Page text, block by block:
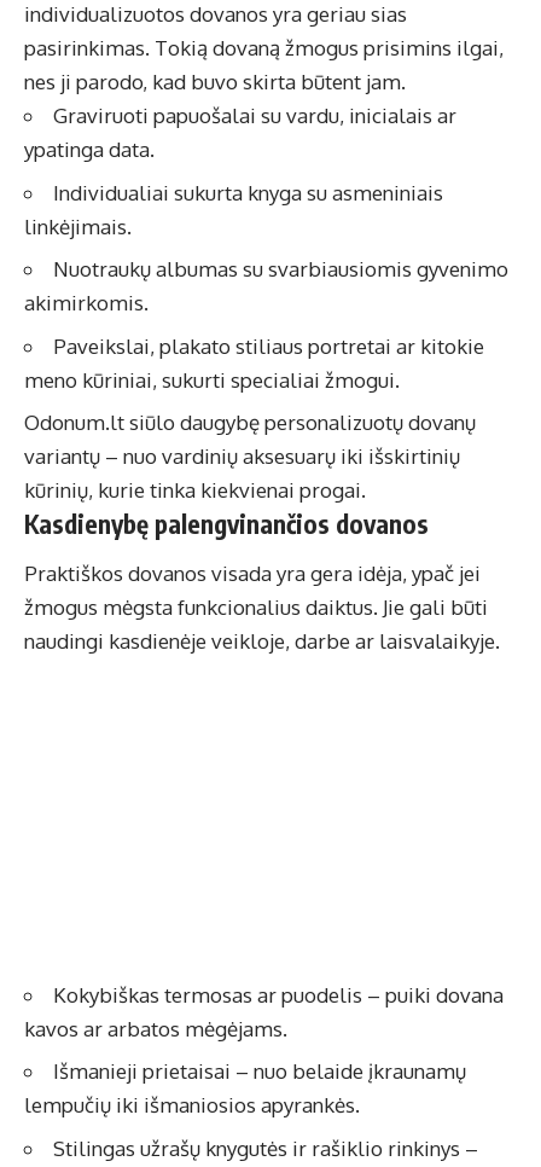
individualizuotos dovanos yra geriau sias
pasirinkimas. Tokią dovaną žmogus prisimins ilgai,
nes ji parodo, kad buvo skirta būtent jam.
Graviruoti papuošalai su vardu, inicialais ar
ypatinga data.
Individualiai sukurta knyga su asmeniniais
linkėjimais.
Nuotraukų albumas su svarbiausiomis gyvenimo
akimirkomis.
Paveikslai, plakato stiliaus portretai ar kitokie
meno kūriniai, sukurti specialiai žmogui.
Odonum.lt siūlo daugybę personalizuotų dovanų
variantų – nuo vardinių aksesuarų iki išskirtinių
kūrinių, kurie tinka kiekvienai progai.
Kasdienybę palengvinančios dovanos
Praktiškos dovanos visada yra gera idėja, ypač jei
žmogus mėgsta funkcionalius daiktus. Jie gali būti
naudingi kasdienėje veikloje, darbe ar laisvalaikyje.
Kokybiškas termosas ar puodelis – puiki dovana
kavos ar arbatos mėgėjams.
Išmanieji prietaisai – nuo belaide įkraunamų
lempučių iki išmaniosios apyrankės.
Stilingas užrašų knygutės ir rašiklio rinkinys –